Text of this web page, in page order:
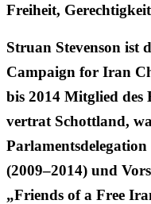
Freiheit,
Struan Stevenson ist
Campaign for Iran
bis 2014 Mitglied des
vertrat Schottland,
(2009–2014) und
„Friends of a Free